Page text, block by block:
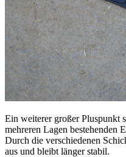
Ein weiterer großer Pluspunkt
mehreren Lagen bestehenden
Durch die verschiedenen
aus und bleibt länger stabil.